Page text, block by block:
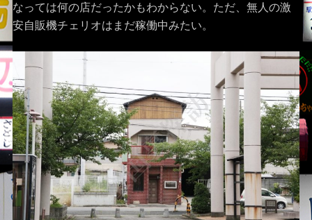
なっては何の店だったかもわからない。ただ、無人の激
安自販機チェリオはまだ稼働中みたい。